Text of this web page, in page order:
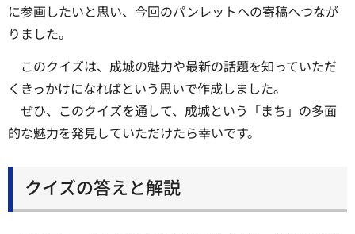
に参画したいと思い、今回のパンレットへの寄稿へつなが
りました。
このクイズは、成城の魅力や最新の話題を知っていただ
くきっかけになればという思いで作成しました。
ぜひ、このクイズを通して、成城という「まち」の多面
的な魅力を発見していただけたら幸いです。
クイズの答えと解説